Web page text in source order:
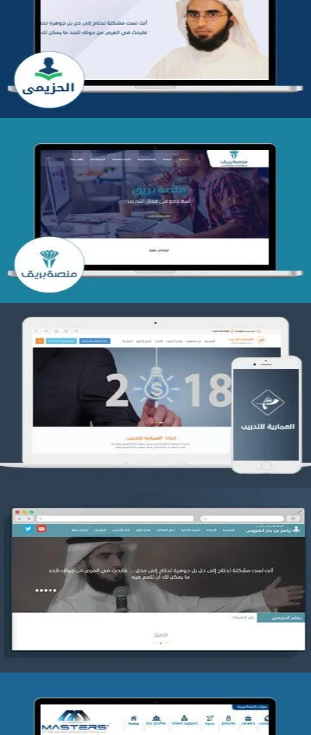
تطوير موقع المدرب ياسر الحزيمي
التفاصيل
تصميم منصة بريق
التفاصيل
تصميم العمارية للتدريب
التفاصيل
موقع ياسر بن بدر الحزيمي
التفاصيل